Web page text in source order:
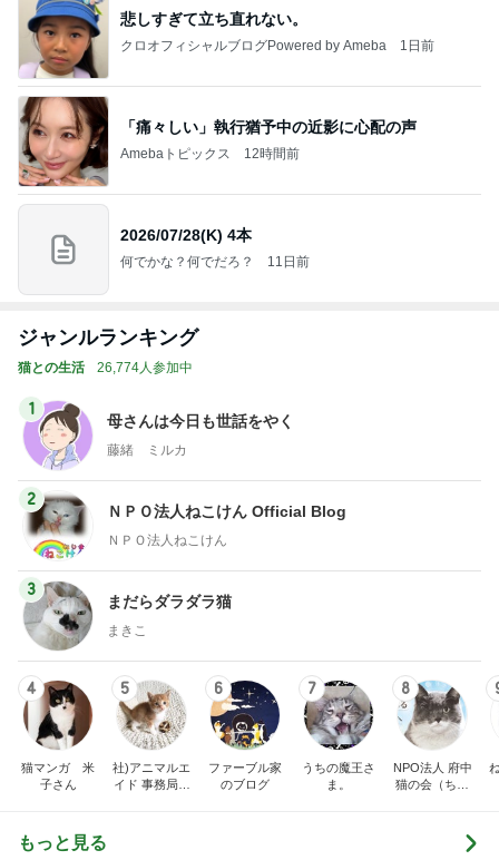
悲しすぎて立ち直れない。
クロオフィシャルブログPowered by Ameba 1日前
「痛々しい」執行猶予中の近影に心配の声
Amebaトピックス 12時間前
2026/07/28(K) 4本
何でかな？何でだろ？ 11日前
ジャンルランキング
猫との生活 26,774人参加中
1
母さんは今日も世話をやく
藤緒 ミルカ
2
ＮＰＯ法人ねこけん Official Blog
ＮＰＯ法人ねこけん
3
まだらダラダラ猫
まきこ
4
猫マンガ 米
子さん
5
社)アニマルエ
イド 事務局＆
6
ファーブル家
のブログ
7
うちの魔王さ
ま。
8
NPO法人 府中
猫の会（ちゅ
もっと見る